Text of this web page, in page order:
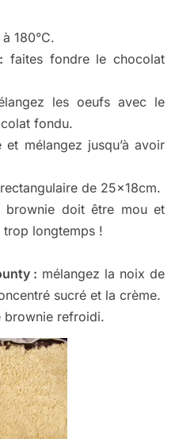
180°C.
faites fondre le chocolat
les oeufs avec le
fondu.
mélangez jusqu’à avoir
de 25x18cm.
brownie doit être mou et
longtemps !
: mélangez la noix de
sucré et la crème.
brownie refroidi.